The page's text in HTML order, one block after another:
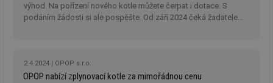
výhod. Na pořízení nového kotle můžete čerpat i dotace. S
podáním žádosti si ale pospěšte. Od září 2024 čeká žadatele
2.4.2024 OPOP s.r.o.
OPOP nabízí zplynovací kotle za mimořádnou cenu